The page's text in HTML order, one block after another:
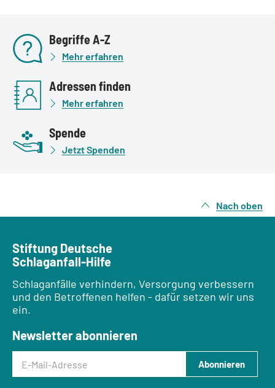
Begriffe A-Z
Mehr erfahren
Adressen finden
Mehr erfahren
Spende
Jetzt Spenden
Nach oben
Stiftung Deutsche
Schlaganfall-Hilfe
Schlaganfälle verhindern, Versorgung verbessern
und den Betroffenen helfen - dafür setzen wir uns
ein.
Newsletter abonnieren
E-Mail-Adresse
Abonnieren